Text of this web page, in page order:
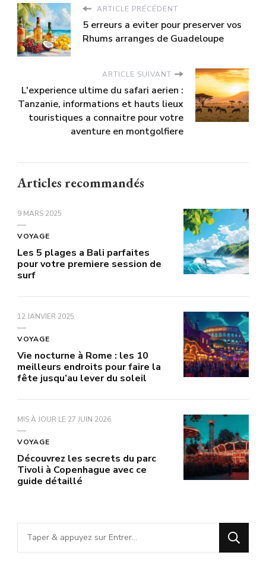
ARTICLE PRÉCÉDENT
5 erreurs a eviter pour preserver vos
Rhums arranges de Guadeloupe
ARTICLE SUIVANT
L'experience ultime du safari aerien :
Tanzanie, informations et hauts lieux
touristiques a connaitre pour votre
aventure en montgolfiere
Articles recommandés
9 MARS 2025
VOYAGE
Les 5 plages a Bali parfaites
pour votre premiere session de
surf
12 JANVIER 2025
VOYAGE
Vie nocturne à Rome : les 10
meilleurs endroits pour faire la
fête jusqu’au lever du soleil
MIS À JOUR LE 27 JUIN 2026
VOYAGE
Découvrez les secrets du parc
Tivoli à Copenhague avec ce
guide détaillé
Vous
recherchiez